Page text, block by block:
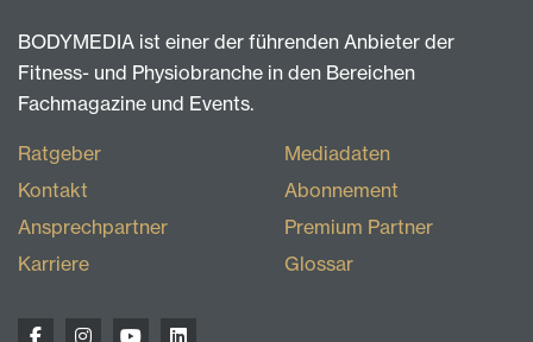
BODYMEDIA ist einer der führenden Anbieter der
Fitness- und Physiobranche in den Bereichen
Fachmagazine und Events.
Ratgeber
Kontakt
Ansprechpartner
Karriere
Mediadaten
Abonnement
Premium Partner
Glossar